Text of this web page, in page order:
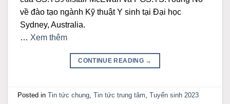
về đào tạo ngành Kỹ thuật Y sinh tại Đại học
Sydney, Australia.
… Xem thêm
CONTINUE READING →
Posted inTin tức chung ,Tin tức trung tâm ,Tuyển sinh 2023